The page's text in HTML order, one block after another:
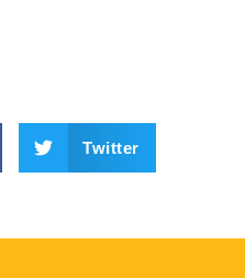
Twitter